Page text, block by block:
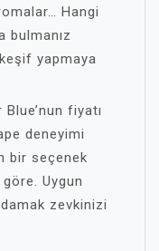
Hangi
bulmanız
yapmaya
fiyatı
deneyimi
bir seçenek
Uygun
zevkinizi